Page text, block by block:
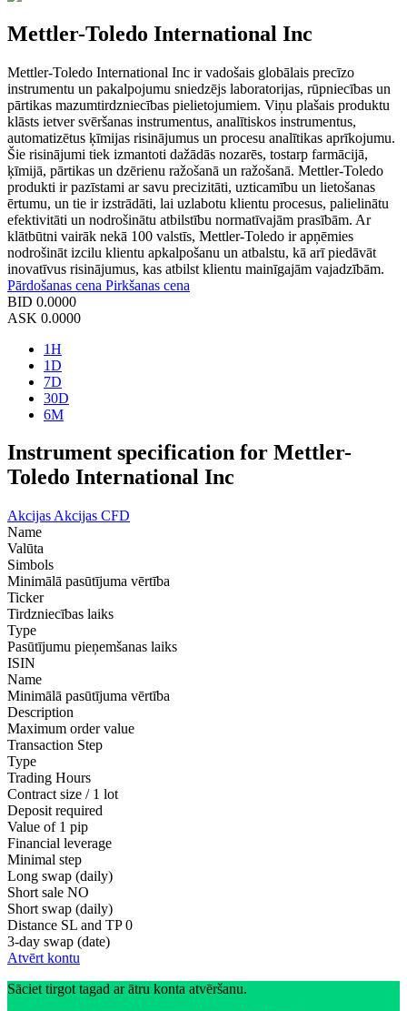
Mettler-Toledo International Inc
Mettler-Toledo International Inc ir vadošais globālais precīzo
instrumentu un pakalpojumu sniedzējs laboratorijas, rūpniecības un
pārtikas mazumtirdzniecības pielietojumiem. Viņu plašais produktu
klāsts ietver svēršanas instrumentus, analītiskos instrumentus,
automatizētus ķīmijas risinājumus un procesu analītikas aprīkojumu.
Šie risinājumi tiek izmantoti dažādās nozarēs, tostarp farmācijā,
ķīmijā, pārtikas un dzērienu ražošanā un ražošanā. Mettler-Toledo
produkti ir pazīstami ar savu precizitāti, uzticamību un lietošanas
ērtumu, un tie ir izstrādāti, lai uzlabotu klientu procesus, palielinātu
efektivitāti un nodrošinātu atbilstību normatīvajām prasībām. Ar
klātbūtni vairāk nekā 100 valstīs, Mettler-Toledo ir apņēmies
nodrošināt izcilu klientu apkalpošanu un atbalstu, kā arī piedāvāt
inovatīvus risinājumus, kas atbilst klientu mainīgajām vajadzībām.
Pārdošanas cena Pirkšanas cena
BID 0.0000
ASK 0.0000
1H
1D
7D
30D
6M
Instrument specification for Mettler-
Toledo International Inc
Akcijas Akcijas CFD
Name
Valūta
Simbols
Minimālā pasūtījuma vērtība
Ticker
Tirdzniecības laiks
Type
Pasūtījumu pieņemšanas laiks
ISIN
Name
Minimālā pasūtījuma vērtība
Description
Maximum order value
Transaction Step
Type
Trading Hours
Contract size / 1 lot
Deposit required
Value of 1 pip
Financial leverage
Minimal step
Long swap (daily)
Short sale NO
Short swap (daily)
Distance SL and TP 0
3-day swap (date)
Atvērt kontu
Sāciet tirgot tagad ar ātru konta atvēršanu.